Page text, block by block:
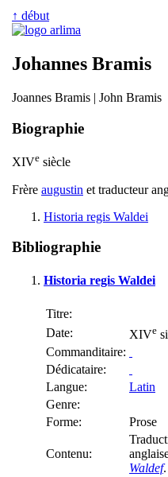
↑ début
Johannes Bramis
Joannes Bramis | John Bramis
Biographie
XIVe siècle
Frère augustin et traducteur
Historia regis Waldei
Bibliographie
Historia regis Waldei
Titre:
Date:
XIVe
Commanditaire:
Dédicataire:
Langue:
Latin
Genre:
Forme:
Prose
Contenu:
Waldef.